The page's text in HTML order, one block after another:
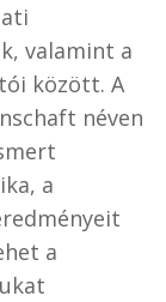
valamint a
között. A
néven
a
a